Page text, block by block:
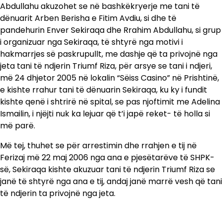
Abdullahu akuzohet se në bashkëkryerje me tani të
dënuarit Arben Berisha e Fitim Avdiu, si dhe të
pandehurin Enver Sekiraqa dhe Rrahim Abdullahu, si grup
i organizuar nga Sekiraqa, të shtyrë nga motivi i
hakmarrjes së paskrupullt, me dashje që ta privojnë nga
jeta tani të ndjerin Triumf Riza, për arsye se tani i ndjeri,
më 24 dhjetor 2005 në lokalin “Sëiss Casino” në Prishtinë,
e kishte rrahur tani të dënuarin Sekiraqa, ku ky i fundit
kishte qenë i shtrirë në spital, se pas njoftimit me Adelina
Ismailin, i njëjti nuk ka lejuar që t’i japë reket- të holla si
më parë.
Më tej, thuhet se për arrestimin dhe rrahjen e tij në
Ferizaj më 22 maj 2006 nga ana e pjesëtarëve të SHPK-
së, Sekiraqa kishte akuzuar tani të ndjerin Triumf Riza se
janë të shtyrë nga ana e tij, andaj janë marrë vesh që tani
të ndjerin ta privojnë nga jeta.